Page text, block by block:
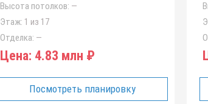
Высота потолков: —
Этаж: 1 из 17
Отделка: —
Цена: 4.83 млн ₽
Посмотреть планировку